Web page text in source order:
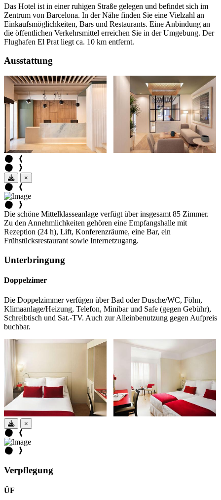
Das Hotel ist in einer ruhigen Straße gelegen und befindet sich im
Zentrum von Barcelona. In der Nähe finden Sie eine Vielzahl an
Einkaufsmöglichkeiten, Bars und Restaurants. Eine Anbindung an
die öffentlichen Verkehrsmittel erreichen Sie in der Umgebung. Der
Flughafen El Prat liegt ca. 10 km entfernt.
Ausstattung
×
Die schöne Mittelklasseanlage verfügt über insgesamt 85 Zimmer.
Zu den Annehmlichkeiten gehören eine Empfangshalle mit
Rezeption (24 h), Lift, Konferenzräume, eine Bar, ein
Frühstücksrestaurant sowie Internetzugang.
Unterbringung
Doppelzimer
Die Doppelzimmer verfügen über Bad oder Dusche/WC, Föhn,
Klimaanlage/Heizung, Telefon, Minibar und Safe (gegen Gebühr),
Schreibtisch und Sat.-TV. Auch zur Alleinbenutzung gegen Aufpreis
buchbar.
×
Verpflegung
ÜF